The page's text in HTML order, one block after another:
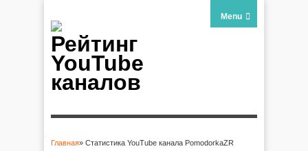
Рейтинг
YouTube
каналов
Menu
Главная» Статистика YouTube канала PomodorkaZR